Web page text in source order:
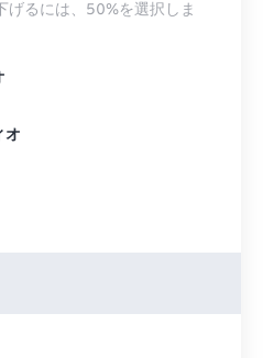
げるには、50%を選択しま
オ